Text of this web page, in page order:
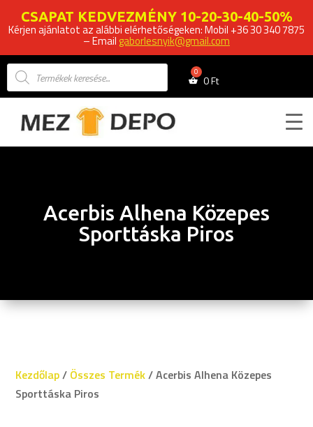
CSAPAT KEDVEZMÉNY 10-20-30-40-50%
Kérjen ajánlatot az alábbi elérhetőségeken: Mobil +36 30 340 7875
– Email gaborlesnyik@gmail.com
Products
search 0Ft
Acerbis Alhena Közepes
Sporttáska Piros
Kezdőlap/ Összes Termék/ Acerbis Alhena Közepes
Sporttáska Piros